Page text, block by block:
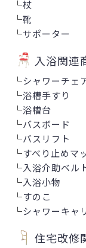
└杖
└靴
└サポーター
入浴関連
└シャワーチェ
└浴槽手すり
└浴槽台
└バスボード
└バスリフト
└すべり止めマ
└入浴介助ベル
└入浴小物
└すのこ
└シャワーキャ
住宅改修